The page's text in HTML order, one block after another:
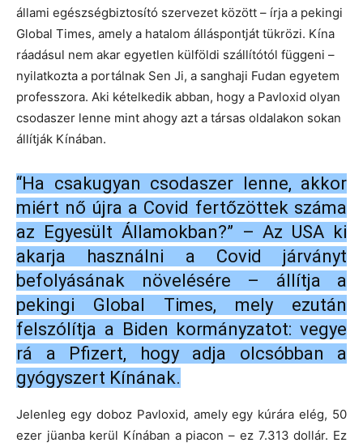
állami egészségbiztosító szervezet között – írja a pekingi
Global Times, amely a hatalom álláspontját tükrözi. Kína
ráadásul nem akar egyetlen külföldi szállítótól függeni –
nyilatkozta a portálnak Sen Ji, a sanghaji Fudan egyetem
professzora. Aki kételkedik abban, hogy a Pavloxid olyan
csodaszer lenne mint ahogy azt a társas oldalakon sokan
állítják Kínában.
“Ha csakugyan csodaszer lenne, akkor
miért nő újra a Covid fertőzöttek száma
az Egyesült Államokban?” – Az USA ki
akarja használni a Covid járványt
befolyásának növelésére – állítja a
pekingi Global Times, mely ezután
felszólítja a Biden kormányzatot: vegye
rá a Pfizert, hogy adja olcsóbban a
gyógyszert Kínának.
Jelenleg egy doboz Pavloxid, amely egy kúrára elég, 50
ezer jüanba kerül Kínában a piacon – ez 7.313 dollár. Ez